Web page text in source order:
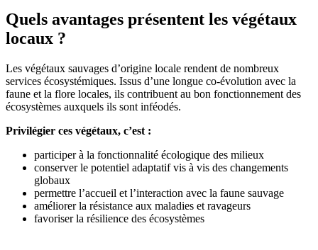
Quels avantages présentent les végétaux
locaux ?
Les végétaux sauvages d’origine locale rendent de nombreux
services écosystémiques. Issus d’une longue co-évolution avec la
faune et la flore locales, ils contribuent au bon fonctionnement des
écosystèmes auxquels ils sont inféodés.
Privilégier ces végétaux, c’est :
participer à la fonctionnalité écologique des milieux
conserver le potentiel adaptatif vis à vis des changements
globaux
permettre l’accueil et l’interaction avec la faune sauvage
améliorer la résistance aux maladies et ravageurs
favoriser la résilience des écosystèmes